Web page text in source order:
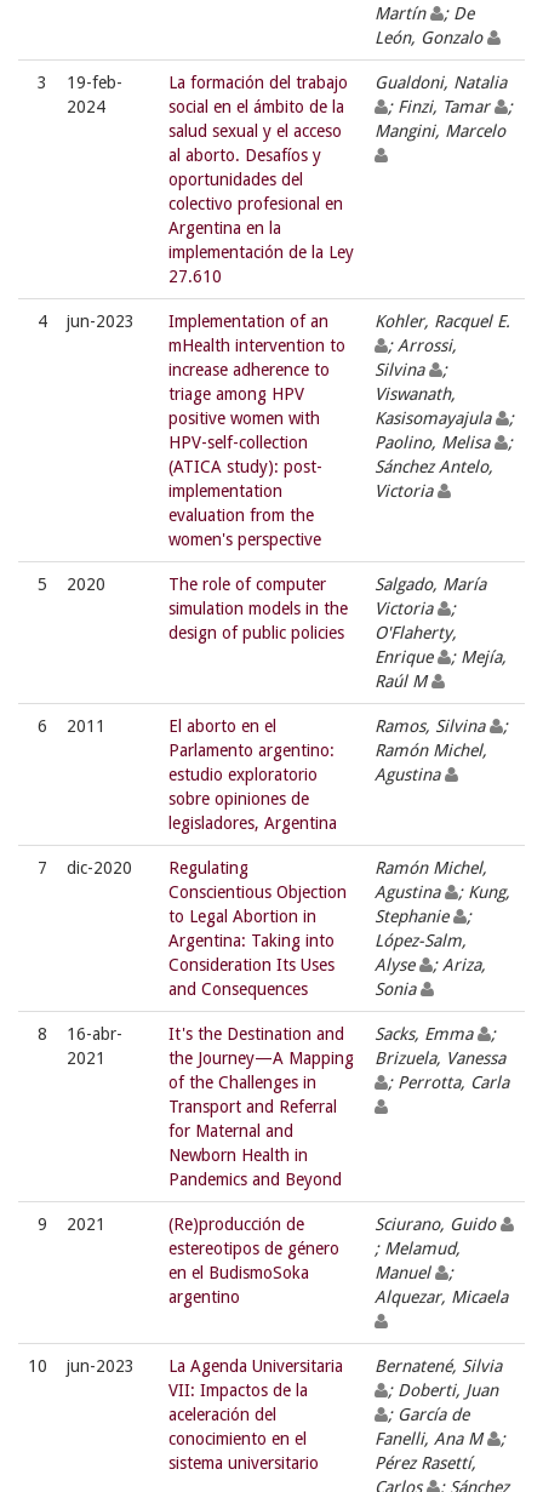
Martín
; De
León, Gonzalo
3
19-feb-
2024
La formación del trabajo
social en el ámbito de la
salud sexual y el acceso
al aborto. Desafíos y
oportunidades del
colectivo profesional en
Argentina en la
implementación de la Ley
27.610
Gualdoni, Natalia
; Finzi, Tamar
;
Mangini, Marcelo
4 jun-2023
Implementation of an
mHealth intervention to
increase adherence to
triage among HPV
positive women with
HPV-self-collection
(ATICA study): post-
implementation
evaluation from the
women's perspective
Kohler, Racquel E.
; Arrossi,
Silvina
;
Viswanath,
Kasisomayajula
;
Paolino, Melisa
;
Sánchez Antelo,
Victoria
5 2020
The role of computer
simulation models in the
design of public policies
Salgado, María
Victoria
;
O'Flaherty,
Enrique
; Mejía,
Raúl M
6 2011
El aborto en el
Parlamento argentino:
estudio exploratorio
sobre opiniones de
legisladores, Argentina
Ramos, Silvina
;
Ramón Michel,
Agustina
7 dic-2020
Regulating
Conscientious Objection
to Legal Abortion in
Argentina: Taking into
Consideration Its Uses
and Consequences
Ramón Michel,
Agustina
; Kung,
Stephanie
;
López-Salm,
Alyse
; Ariza,
Sonia
8
16-abr-
2021
It's the Destination and
the Journey—A Mapping
of the Challenges in
Transport and Referral
for Maternal and
Newborn Health in
Pandemics and Beyond
Sacks, Emma
;
Brizuela, Vanessa
; Perrotta, Carla
9 2021
(Re)producción de
estereotipos de género
en el BudismoSoka
argentino
Sciurano, Guido
; Melamud,
Manuel
;
Alquezar, Micaela
10 jun-2023
La Agenda Universitaria
VII: Impactos de la
aceleración del
conocimiento en el
sistema universitario
Bernatené, Silvia
; Doberti, Juan
; García de
Fanelli, Ana M
;
Pérez Rasettí,
Carlos
; Sánchez